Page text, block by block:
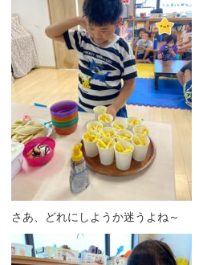
さあ、どれにしようか迷うよね～